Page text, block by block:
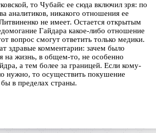
то Чубайс ее сюда включил зря: по
аналитиков, никакого отношения ее
не имеет. Остается открытым
Гайдара какое-либо отношение
вопрос смогут ответить только медики.
здравые комментарии: зачем было
на жизнь, в общем-то, не особенно
а тем более за границей. Если кому-
нужно, то осуществить покушение
в пределах страны.